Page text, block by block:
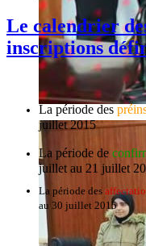
Le calendrier
inscriptions
La période des
juillet 2015
La période de
juillet au 21 juillet
La période des
au 30 juillet 2015